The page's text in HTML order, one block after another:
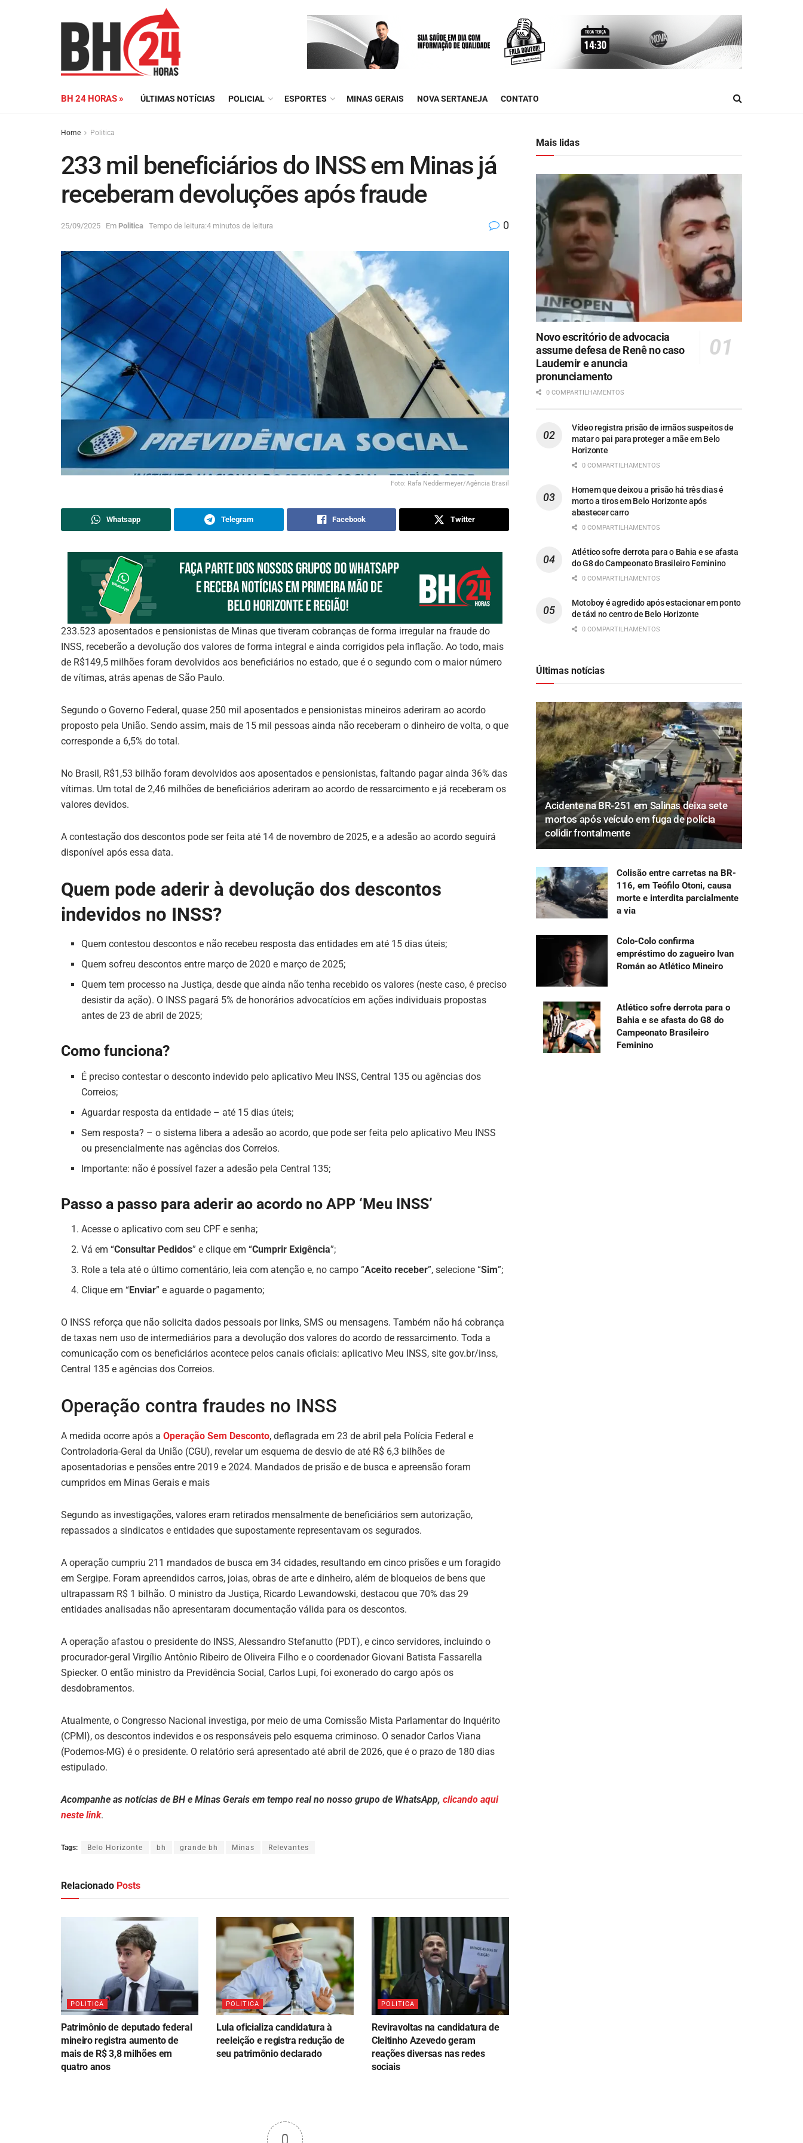
BH 24 HORAS » ÚLTIMAS NOTÍCIAS POLICIAL ESPORTES MINAS GERAIS NOVA SERTANEJA CONTATO
Home Politica
233 mil beneficiários do INSS em Minas já
receberam devoluções após fraude
25/09/2025 Em Politica Tempo de leitura:4 minutos de leitura 0
Foto: Rafa Neddermeyer/Agência Brasil
Whatsapp Telegram Facebook Twitter
233.523 aposentados e pensionistas de Minas que tiveram cobranças de forma irregular na fraude do
INSS, receberão a devolução dos valores de forma integral e ainda corrigidos pela inflação. Ao todo, mais
de R$149,5 milhões foram devolvidos aos beneficiários no estado, que é o segundo com o maior número
de vítimas, atrás apenas de São Paulo.
Segundo o Governo Federal, quase 250 mil aposentados e pensionistas mineiros aderiram ao acordo
proposto pela União. Sendo assim, mais de 15 mil pessoas ainda não receberam o dinheiro de volta, o que
corresponde a 6,5% do total.
No Brasil, R$1,53 bilhão foram devolvidos aos aposentados e pensionistas, faltando pagar ainda 36% das
vítimas. Um total de 2,46 milhões de beneficiários aderiram ao acordo de ressarcimento e já receberam os
valores devidos.
A contestação dos descontos pode ser feita até 14 de novembro de 2025, e a adesão ao acordo seguirá
disponível após essa data.
Quem pode aderir à devolução dos descontos
indevidos no INSS?
Quem contestou descontos e não recebeu resposta das entidades em até 15 dias úteis;
Quem sofreu descontos entre março de 2020 e março de 2025;
Quem tem processo na Justiça, desde que ainda não tenha recebido os valores (neste caso, é preciso
desistir da ação). O INSS pagará 5% de honorários advocatícios em ações individuais propostas
antes de 23 de abril de 2025;
Como funciona?
É preciso contestar o desconto indevido pelo aplicativo Meu INSS, Central 135 ou agências dos
Correios;
Aguardar resposta da entidade – até 15 dias úteis;
Sem resposta? – o sistema libera a adesão ao acordo, que pode ser feita pelo aplicativo Meu INSS
ou presencialmente nas agências dos Correios.
Importante: não é possível fazer a adesão pela Central 135;
Passo a passo para aderir ao acordo no APP ‘Meu INSS’
Acesse o aplicativo com seu CPF e senha;
Vá em “Consultar Pedidos” e clique em “Cumprir Exigência”;
Role a tela até o último comentário, leia com atenção e, no campo “Aceito receber”, selecione “Sim”;
Clique em “Enviar” e aguarde o pagamento;
O INSS reforça que não solicita dados pessoais por links, SMS ou mensagens. Também não há cobrança
de taxas nem uso de intermediários para a devolução dos valores do acordo de ressarcimento. Toda a
comunicação com os beneficiários acontece pelos canais oficiais: aplicativo Meu INSS, site gov.br/inss,
Central 135 e agências dos Correios.
Operação contra fraudes no INSS
A medida ocorre após a Operação Sem Desconto, deflagrada em 23 de abril pela Polícia Federal e
Controladoria-Geral da União (CGU), revelar um esquema de desvio de até R$ 6,3 bilhões de
aposentadorias e pensões entre 2019 e 2024. Mandados de prisão e de busca e apreensão foram
cumpridos em Minas Gerais e mais
Segundo as investigações, valores eram retirados mensalmente de beneficiários sem autorização,
repassados a sindicatos e entidades que supostamente representavam os segurados.
A operação cumpriu 211 mandados de busca em 34 cidades, resultando em cinco prisões e um foragido
em Sergipe. Foram apreendidos carros, joias, obras de arte e dinheiro, além de bloqueios de bens que
ultrapassam R$ 1 bilhão. O ministro da Justiça, Ricardo Lewandowski, destacou que 70% das 29
entidades analisadas não apresentaram documentação válida para os descontos.
A operação afastou o presidente do INSS, Alessandro Stefanutto (PDT), e cinco servidores, incluindo o
procurador-geral Virgílio Antônio Ribeiro de Oliveira Filho e o coordenador Giovani Batista Fassarella
Spiecker. O então ministro da Previdência Social, Carlos Lupi, foi exonerado do cargo após os
desdobramentos.
Atualmente, o Congresso Nacional investiga, por meio de uma Comissão Mista Parlamentar do Inquérito
(CPMI), os descontos indevidos e os responsáveis pelo esquema criminoso. O senador Carlos Viana
(Podemos-MG) é o presidente. O relatório será apresentado até abril de 2026, que é o prazo de 180 dias
estipulado.
Acompanhe as notícias de BH e Minas Gerais em tempo real no nosso grupo de WhatsApp, clicando aqui
neste link.
Tags: Belo Horizonte bh grande bh Minas Relevantes
Relacionado Posts
POLITICA
Patrimônio de deputado federal
mineiro registra aumento de
mais de R$ 3,8 milhões em
quatro anos
POLITICA
Lula oficializa candidatura à
reeleição e registra redução de
seu patrimônio declarado
POLITICA
Reviravoltas na candidatura de
Cleitinho Azevedo geram
reações diversas nas redes
sociais
Mais lidas
Novo escritório de advocacia
assume defesa de Renê no caso
Laudemir e anuncia
pronunciamento
0 COMPARTILHAMENTOS
Vídeo registra prisão de irmãos suspeitos de
matar o pai para proteger a mãe em Belo
Horizonte
0 COMPARTILHAMENTOS
Homem que deixou a prisão há três dias é
morto a tiros em Belo Horizonte após
abastecer carro
0 COMPARTILHAMENTOS
Atlético sofre derrota para o Bahia e se afasta
do G8 do Campeonato Brasileiro Feminino
0 COMPARTILHAMENTOS
Motoboy é agredido após estacionar em ponto
de táxi no centro de Belo Horizonte
0 COMPARTILHAMENTOS
Últimas notícias
Acidente na BR-251 em Salinas deixa sete
mortos após veículo em fuga de polícia
colidir frontalmente
Colisão entre carretas na BR-
116, em Teófilo Otoni, causa
morte e interdita parcialmente
a via
Colo-Colo confirma
empréstimo do zagueiro Ivan
Román ao Atlético Mineiro
Atlético sofre derrota para o
Bahia e se afasta do G8 do
Campeonato Brasileiro
Feminino